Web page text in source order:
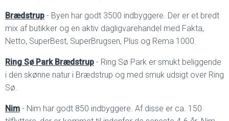
Brædstrup - Byen har godt 3500 indbyggere. Der er et bredt
mix af butikker og en aktiv dagligvarehandel med Fakta,
Netto, SuperBest, SuperBrugsen, Plus og Rema 1000.
Ring Sø Park Brædstrup - Ring Sø Park er smukt beliggende
i den skønne natur i Brædstrup og med smuk udsigt over Ring
Sø.
Nim - Nim har godt 850 indbyggere. Af disse er ca. 150